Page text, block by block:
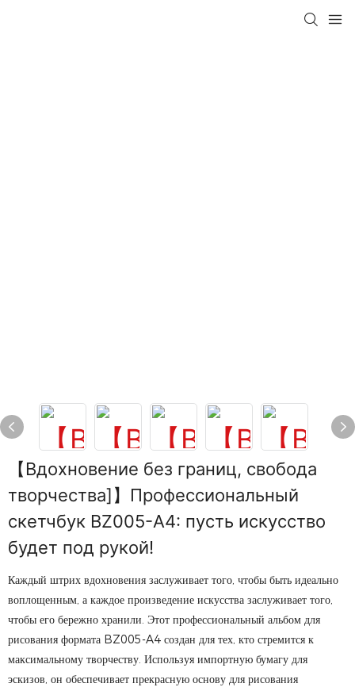
【Вдохновение без границ, свобода
творчества]】Профессиональный
скетчбук BZ005-A4: пусть искусство
будет под рукой!
Каждый штрих вдохновения заслуживает того, чтобы быть идеально
воплощенным, а каждое произведение искусства заслуживает того,
чтобы его бережно хранили. Этот профессиональный альбом для
рисования формата BZ005-A4 создан для тех, кто стремится к
максимальному творчеству. Используя импортную бумагу для
эскизов, он обеспечивает прекрасную основу для рисования